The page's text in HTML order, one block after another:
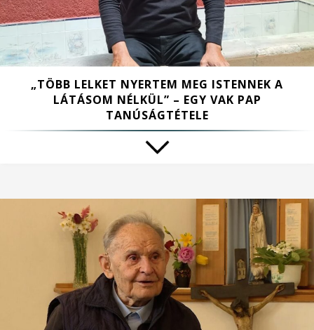
„TÖBB LELKET NYERTEM MEG ISTENNEK A
LÁTÁSOM NÉLKÜL” – EGY VAK PAP
TANÚSÁGTÉTELE